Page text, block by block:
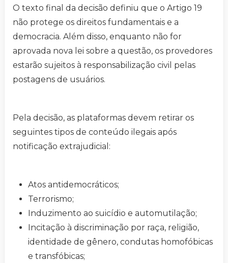
O texto final da decisão definiu que o Artigo 19
não protege os direitos fundamentais e a
democracia. Além disso, enquanto não for
aprovada nova lei sobre a questão, os provedores
estarão sujeitos à responsabilização civil pelas
postagens de usuários.
Pela decisão, as plataformas devem retirar os
seguintes tipos de conteúdo ilegais após
notificação extrajudicial:
Atos antidemocráticos;
Terrorismo;
Induzimento ao suicídio e automutilação;
Incitação à discriminação por raça, religião,
identidade de gênero, condutas homofóbicas
e transfóbicas;